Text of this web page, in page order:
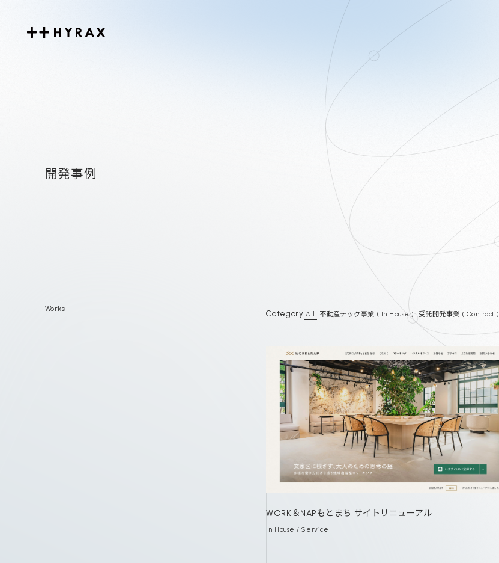
開発事例
Works
Category All 不動産テック事業 ( In House ) 受託開発事業 ( Contract )
WORK＆NAPもとまち サイトリニューアル
In House / Service